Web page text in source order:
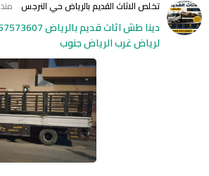
تخلص الاثاث القديم بالرياض حي النرجس منذ 5 ساعات
لرياض غرب الرياض جنوب